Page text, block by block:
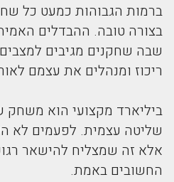
ברמות הגבוהות כמעט כל
בצורה טובה. ההבדלים
שבה שחקנים מגיבים
ריכוז ומנהלים את עצמם
ביליארד מקצועי הוא משחק
שליטה עצמית. לפעמים לא
אלא זה שמצליח להישאר
החשובים באמת.